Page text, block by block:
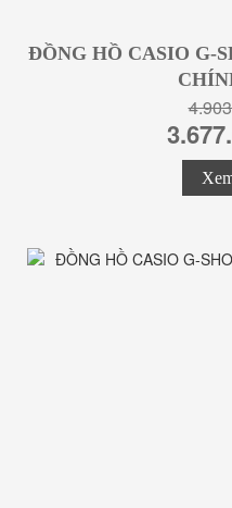
ĐỒNG HỒ CASIO G-